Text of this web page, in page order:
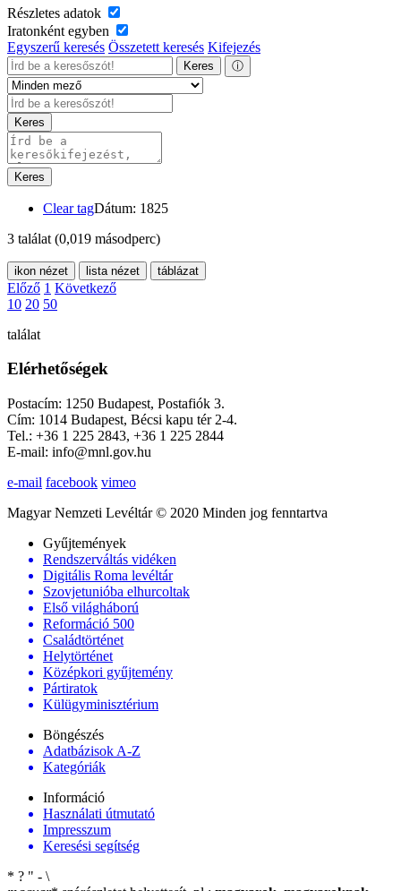
Részletes adatok
Iratonként egyben
Egyszerű keresés Összetett keresés Kifejezés
Keres ⓘ
Keres
Keres
Clear tagDátum: 1825
3 találat (0,019 másodperc)
ikon nézet lista nézet táblázat
Előző 1 Következő
10 20 50
találat
Elérhetőségek
Postacím: 1250 Budapest, Postafiók 3.
Cím: 1014 Budapest, Bécsi kapu tér 2-4.
Tel.: +36 1 225 2843, +36 1 225 2844
E-mail: info@mnl.gov.hu
e-mail facebook vimeo
Magyar Nemzeti Levéltár © 2020 Minden jog fenntartva
Gyűjtemények
Rendszerváltás vidéken
Digitális Roma levéltár
Szovjetunióba elhurcoltak
Első világháború
Reformáció 500
Családtörténet
Helytörténet
Középkori gyűjtemény
Pártiratok
Külügyminisztérium
Böngészés
Adatbázisok A-Z
Kategóriák
Információ
Használati útmutató
Impresszum
Keresési segítség
* ? " - \